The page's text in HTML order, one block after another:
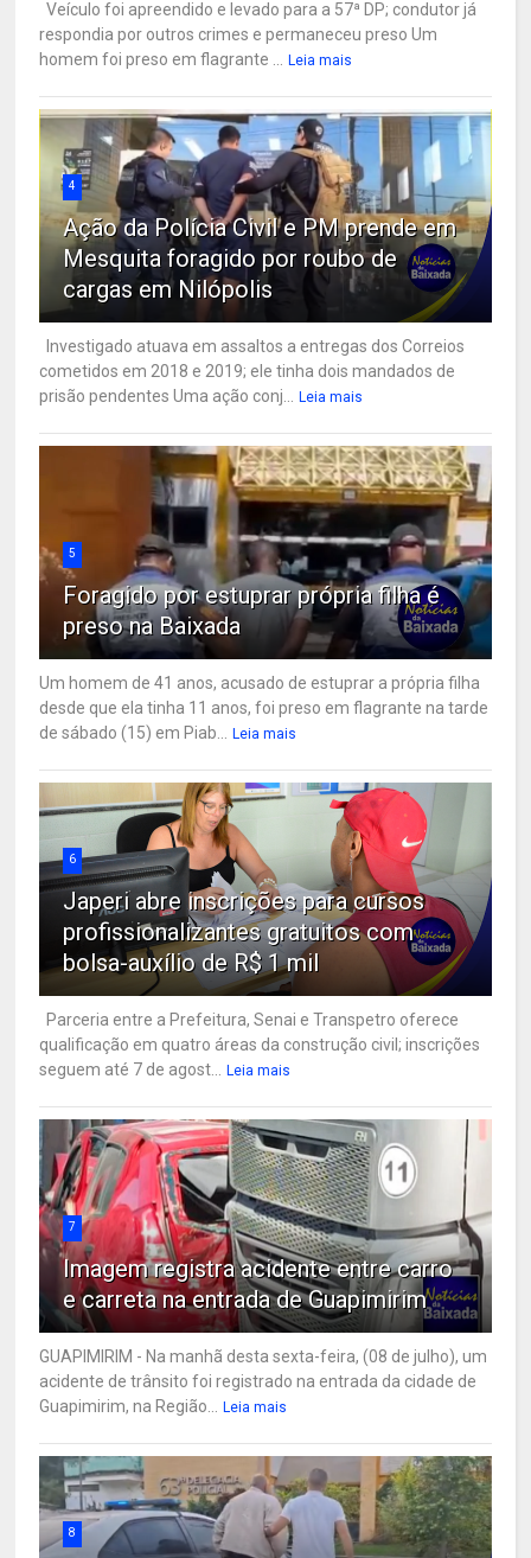
Veículo foi apreendido e levado para a 57ª DP; condutor já
respondia por outros crimes e permaneceu preso Um
homem foi preso em flagrante ...
Leia mais
4
Ação da Polícia Civil e PM prende em
Mesquita foragido por roubo de
cargas em Nilópolis
Investigado atuava em assaltos a entregas dos Correios
cometidos em 2018 e 2019; ele tinha dois mandados de
prisão pendentes Uma ação conj...
Leia mais
5
Foragido por estuprar própria filha é
preso na Baixada
Um homem de 41 anos, acusado de estuprar a própria filha
desde que ela tinha 11 anos, foi preso em flagrante na tarde
de sábado (15) em Piab...
Leia mais
6
Japeri abre inscrições para cursos
profissionalizantes gratuitos com
bolsa-auxílio de R$ 1 mil
Parceria entre a Prefeitura, Senai e Transpetro oferece
qualificação em quatro áreas da construção civil; inscrições
seguem até 7 de agost...
Leia mais
7
Imagem registra acidente entre carro
e carreta na entrada de Guapimirim
GUAPIMIRIM - Na manhã desta sexta-feira, (08 de julho), um
acidente de trânsito foi registrado na entrada da cidade de
Guapimirim, na Região...
Leia mais
8